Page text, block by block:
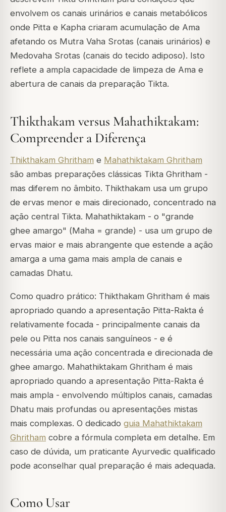
envolvem os canais urinários e canais metabólicos
onde Pitta e Kapha criaram acumulação de Ama
afetando os Mutra Vaha Srotas (canais urinários) e
Medovaha Srotas (canais do tecido adiposo). Isto
reflete a ampla capacidade de limpeza de Ama e
abertura de canais da preparação Tikta.
Thikthakam versus Mahathiktakam:
Compreender a Diferença
Thikthakam Ghritham e Mahathiktakam Ghritham
são ambas preparações clássicas Tikta Ghritham -
mas diferem no âmbito. Thikthakam usa um grupo
de ervas menor e mais direcionado, concentrado na
ação central Tikta. Mahathiktakam - o "grande
ghee amargo" (Maha = grande) - usa um grupo de
ervas maior e mais abrangente que estende a ação
amarga a uma gama mais ampla de canais e
camadas Dhatu.
Como quadro prático: Thikthakam Ghritham é mais
apropriado quando a apresentação Pitta-Rakta é
relativamente focada - principalmente canais da
pele ou Pitta nos canais sanguíneos - e é
necessária uma ação concentrada e direcionada de
ghee amargo. Mahathiktakam Ghritham é mais
apropriado quando a apresentação Pitta-Rakta é
mais ampla - envolvendo múltiplos canais, camadas
Dhatu mais profundas ou apresentações mistas
mais complexas. O dedicado guia Mahathiktakam
Ghritham cobre a fórmula completa em detalhe. Em
caso de dúvida, um praticante Ayurvedic qualificado
pode aconselhar qual preparação é mais adequada.
Como Usar